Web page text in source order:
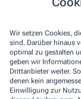
Wir setzen Cookies,
sind. Darüber hinaus
optimal zu gestalten
geben wir
Drittanbieter weiter.
denen kein
Einwilligung zur
zurückzuziehen.
Freunden etwas
sich zum Beispiel
die Laune. Dabei
der kommenden
Sommer-Feeling